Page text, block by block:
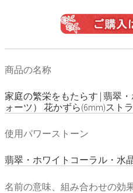
商品の名称
家庭の繁栄をもたらす | 翡翠
ォーツ） 花かずら(6mm)スト
使用パワーストーン
翡翠・ホワイトコーラル・水
名前の意味、組み合わせの効